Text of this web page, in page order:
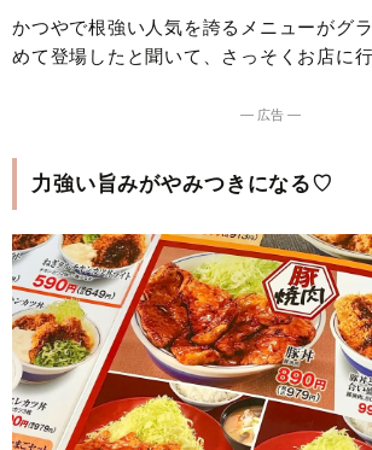
かつやで根強い人気を誇るメニューがグ
めて登場したと聞いて、さっそくお店に
― 広告 ―
力強い旨みがやみつきになる♡